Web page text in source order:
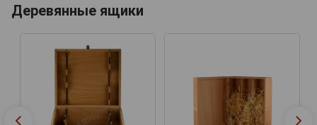
Деревянные ящики